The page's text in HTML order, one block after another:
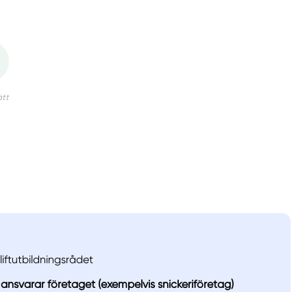
företaget (exempelvis snickeriföretag)